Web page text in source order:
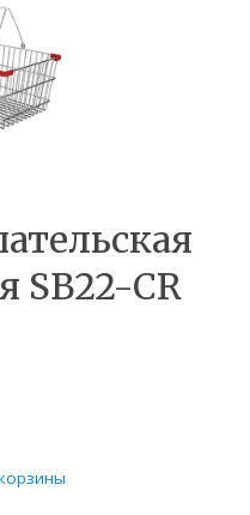
SB22-CR